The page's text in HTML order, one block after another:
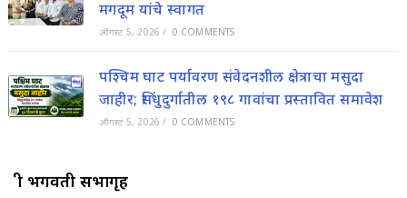
मगदूम यांचे स्वागत
ऑगस्ट 5, 2026 / 0 COMMENTS
पश्चिम घाट पर्यावरण संवेदनशील क्षेत्राचा मसुदा
जाहीर; सिंधुदुर्गातील १९८ गावांचा प्रस्तावित समावेश
ऑगस्ट 5, 2026 / 0 COMMENTS
श्री भगवती सभागृह